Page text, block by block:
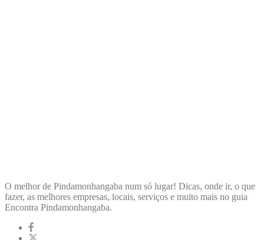
O melhor de Pindamonhangaba num só lugar! Dicas, onde ir, o que
fazer, as melhores empresas, locais, serviços e muito mais no guia
Encontra Pindamonhangaba.